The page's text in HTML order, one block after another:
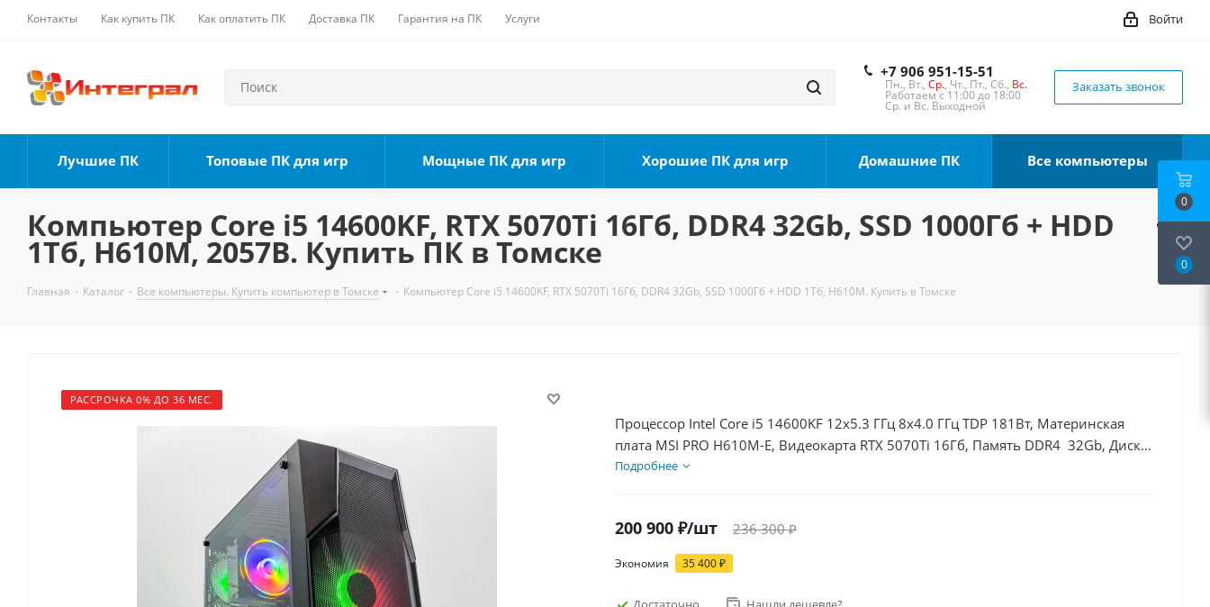
Контакты Как купить ПК Как оплатить ПК Доставка ПК Гарантия на ПК Услуги Войти
+7 906 951-15-51
Пн., Вт., Ср., Чт., Пт., Сб., Вс.
Работаем с 11:00 до 18:00
Ср. и Вс. Выходной
Заказать звонок
Лучшие ПК Топовые ПК для игр Мощные ПК для игр Хорошие ПК для игр Домашние ПК Все компьютеры
Компьютер Core i5 14600KF, RTX 5070Ti 16Гб, DDR4 32Gb, SSD 1000Гб + HDD
1Тб, H610M, 2057B. Купить ПК в Томске
Главная - Каталог - Все компьютеры. Купить компьютер в Томске - Компьютер Core i5 14600KF, RTX 5070Ti 16Гб, DDR4 32Gb, SSD 1000Гб + HDD 1Тб, H610M. Купить в Томске
РАССРОЧКА 0% ДО 36 МЕС.
Процессор Intel Core i5 14600KF 12x5.3 ГГц 8x4.0 ГГц TDP 181Вт, Материнская
плата MSI PRO H610M-E, Видеокарта RTX 5070Ti 16Гб, Память DDR4 32Gb, Диски
SSD 1000Гб + HDD 1Тб, БП 750Вт
Подробнее
200 900 ₽/шт 236 300₽
Экономия 35 400₽
0
0